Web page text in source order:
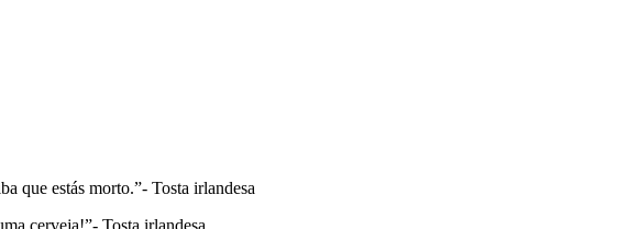
que estás morto.”- Tosta irlandesa